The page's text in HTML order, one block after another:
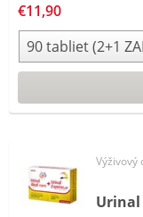
€11,90
Výživový
Urinal